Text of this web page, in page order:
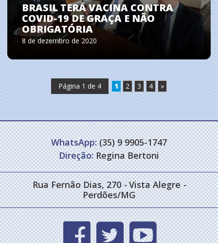
BRASIL TERÁ VACINA CONTRA
COVID-19 DE GRAÇA E NÃO
OBRIGATÓRIA
8 de dezembro de 2020
Página 1 de 4 1 2 3 4 »
WhatsApp:(35) 9 9905-1747
Direção:Regina Bertoni
Rua Fernão Dias, 270- Vista Alegre-
Perdões/MG